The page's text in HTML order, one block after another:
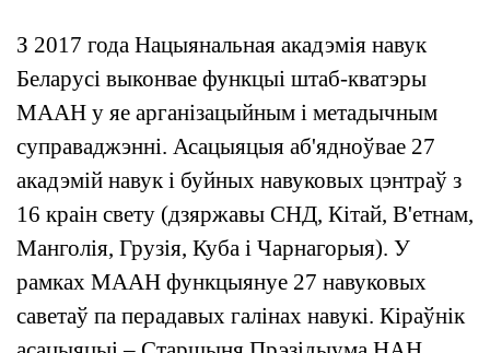
З 2017 года Нацыянальная акадэмія навук
Беларусі выконвае функцыі штаб-кватэры
МААН у яе арганізацыйным і метадычным
суправаджэнні. Асацыяцыя аб'ядноўвае 27
акадэмій навук і буйных навуковых цэнтраў з
16 краін свету (дзяржавы СНД, Кітай, В'етнам,
Манголія, Грузія, Куба і Чарнагорыя). У
рамках МААН функцыянуе 27 навуковых
саветаў па перадавых галінах навукі. Кіраўнік